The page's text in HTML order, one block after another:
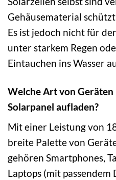
Gehäusematerial
Es ist jedoch nicht für
unter starkem Regen
Eintauchen ins Wasser
Welche Art von
Solarpanel aufladen?
Mit einer Leistung von
breite Palette von
gehören Smartphones,
Laptops (mit passendem